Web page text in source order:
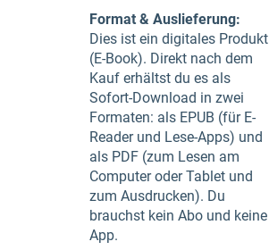
Format & Auslieferung:
Dies ist ein digitales Produkt
(E-Book). Direkt nach dem
Kauf erhältst du es als
Sofort-Download in zwei
Formaten: als EPUB (für E-
Reader und Lese-Apps) und
als PDF (zum Lesen am
Computer oder Tablet und
zum Ausdrucken). Du
brauchst kein Abo und keine
App.